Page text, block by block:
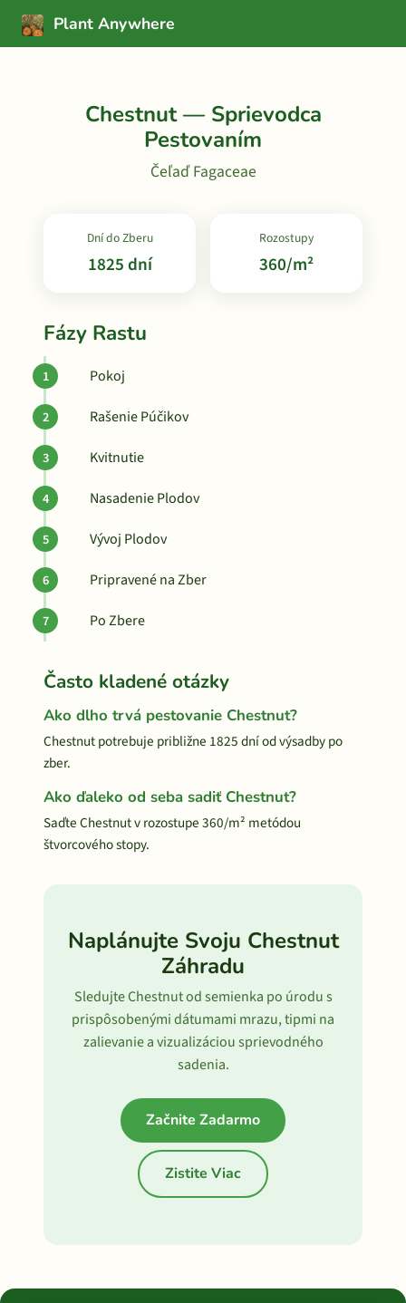
Plant Anywhere
Chestnut — Sprievodca
Pestovaním
Čeľaď Fagaceae
Dní do Zberu
1825 dní
Rozostupy
360/m²
Fázy Rastu
Pokoj
Rašenie Púčikov
Kvitnutie
Nasadenie Plodov
Vývoj Plodov
Pripravené na Zber
Po Zbere
Často kladené otázky
Ako dlho trvá pestovanie Chestnut?
Chestnut potrebuje približne 1825 dní od výsadby po
zber.
Ako ďaleko od seba sadiť Chestnut?
Saďte Chestnut v rozostupe 360/m² metódou
štvorcového stopy.
Naplánujte Svoju Chestnut
Záhradu
Sledujte Chestnut od semienka po úrodu s
prispôsobenými dátumami mrazu, tipmi na
zalievanie a vizualizáciou sprievodného
sadenia.
Začnite Zadarmo
Zistite Viac